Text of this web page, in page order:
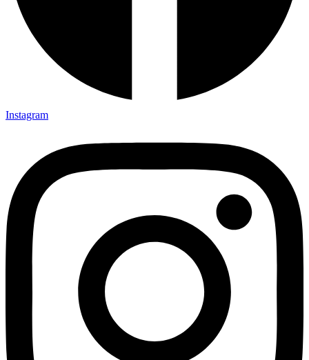
Instagram